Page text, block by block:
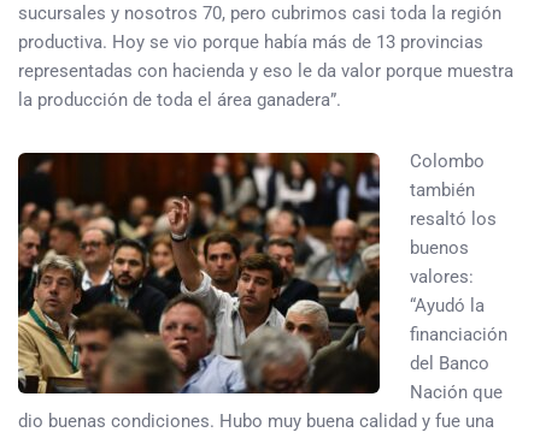
sucursales y nosotros 70, pero cubrimos casi toda la región
productiva. Hoy se vio porque había más de 13 provincias
representadas con hacienda y eso le da valor porque muestra
la producción de toda el área ganadera”.
Colombo
también
resaltó los
buenos
valores:
“Ayudó la
financiación
del Banco
Nación que
dio buenas condiciones. Hubo muy buena calidad y fue una